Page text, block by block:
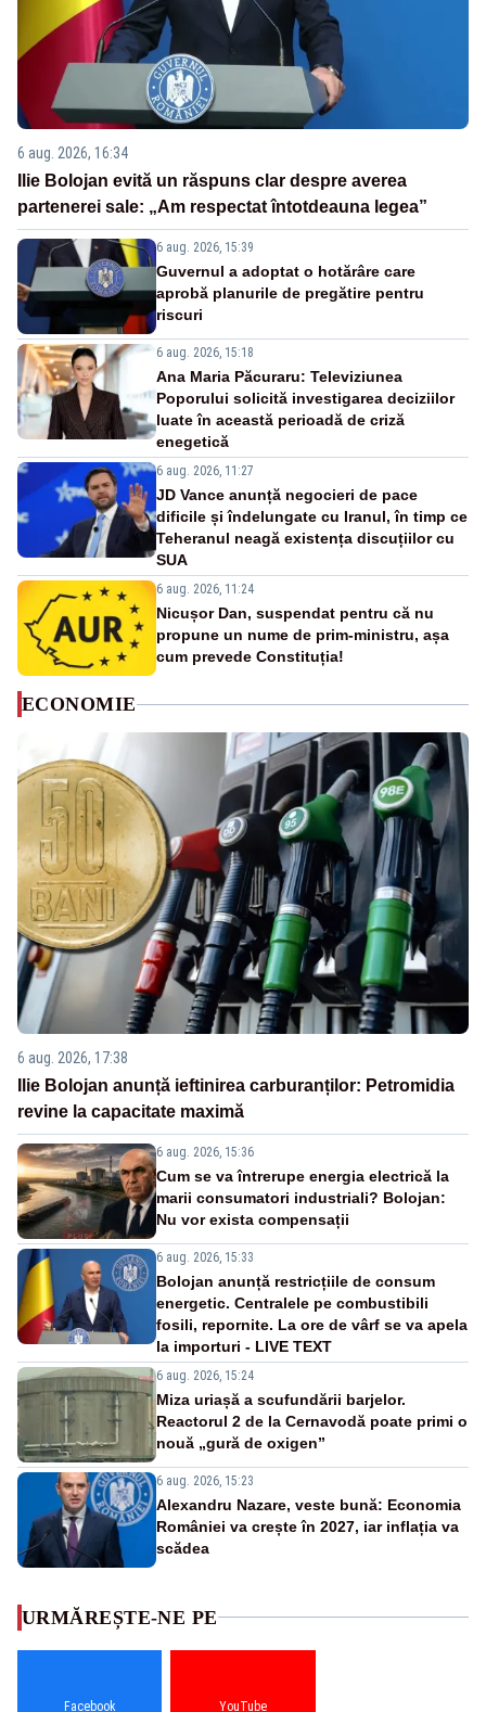
6 aug. 2026, 16:34
Ilie Bolojan evită un răspuns clar despre averea
partenerei sale: „Am respectat întotdeauna legea”
6 aug. 2026, 15:39
Guvernul a adoptat o hotărâre care
aprobă planurile de pregătire pentru
riscuri
6 aug. 2026, 15:18
Ana Maria Păcuraru: Televiziunea
Poporului solicită investigarea deciziilor
luate în această perioadă de criză
enegetică
6 aug. 2026, 11:27
JD Vance anunță negocieri de pace
dificile și îndelungate cu Iranul, în timp ce
Teheranul neagă existența discuțiilor cu
SUA
6 aug. 2026, 11:24
Nicușor Dan, suspendat pentru că nu
propune un nume de prim-ministru, așa
cum prevede Constituția!
ECONOMIE
6 aug. 2026, 17:38
Ilie Bolojan anunță ieftinirea carburanților: Petromidia
revine la capacitate maximă
6 aug. 2026, 15:36
Cum se va întrerupe energia electrică la
marii consumatori industriali? Bolojan:
Nu vor exista compensații
6 aug. 2026, 15:33
Bolojan anunță restricțiile de consum
energetic. Centralele pe combustibili
fosili, repornite. La ore de vârf se va apela
la importuri - LIVE TEXT
6 aug. 2026, 15:24
Miza uriașă a scufundării barjelor.
Reactorul 2 de la Cernavodă poate primi o
nouă „gură de oxigen”
6 aug. 2026, 15:23
Alexandru Nazare, veste bună: Economia
României va crește în 2027, iar inflația va
scădea
URMĂREȘTE-NE PE
Facebook YouTube